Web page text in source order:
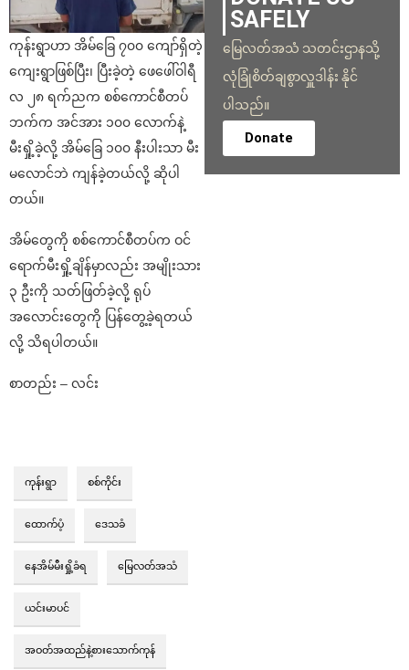
ကုန်းရွာဟာ အိမ်ခြေ ၇၀၀ ကျော်ရှိတဲ့
ကျေးရွာဖြစ်ပြီး၊ ပြီးခဲ့တဲ့ ဖေဖေါ်ဝါရီ
လ ၂၈ ရက်ညက စစ်ကောင်စီတပ်
ဘက်က အင်အား ၁၀၀ လောက်နဲ့
မီးရှို့ခဲ့လို့ အိမ်ခြေ ၁၀၀ နီးပါးသာ မီး
မလောင်ဘဲ ကျန်ခဲ့တယ်လို့ ဆိုပါ
တယ်။
အိမ်တွေကို စစ်ကောင်စီတပ်က ဝင်
ရောက်မီးရှို့ချိန်မှာလည်း အမျိုးသား
၃ ဦးကို သတ်ဖြတ်ခဲ့လို့ ရုပ်
အလောင်းတွေကို ပြန်တွေ့ခဲ့ရတယ်
လို့ သိရပါတယ်။
စာတည်း – လင်း
ကုန်းရွာ စစ်ကိုင်း
ထောက်ပံ့ ဒေသခံ
နေအိမ်မီးရှို့ခံရ မြေလတ်အသံ
ယင်းမာပင်
အဝတ်အထည်နဲ့စားသောက်ကုန်
SAFELY
မြေလတ်အသံ သတင်းဌာနသို့
လုံခြုံစိတ်ချစွာလှူဒါန်း နိုင်
ပါသည်။
Donate